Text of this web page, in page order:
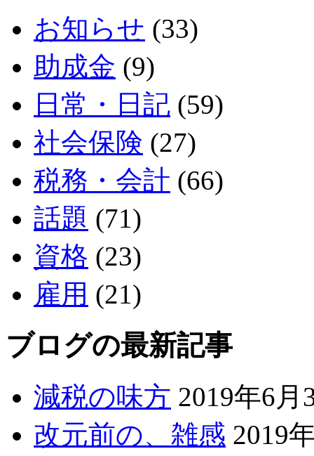
お知らせ (33)
助成金 (9)
日常・日記 (59)
社会保険 (27)
税務・会計 (66)
話題 (71)
資格 (23)
雇用 (21)
ブログの最新記事
減税の味方 2019年6月
改元前の、雑感 2019